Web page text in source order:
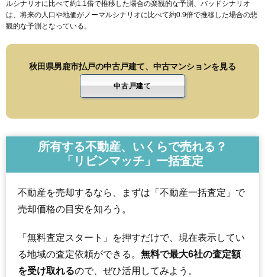
ルシナリオに比べて約1.1倍で推移した場合の楽観的な予測、バッドシナリオ
は、将来の人口や地価がノーマルシナリオに比べて約0.9倍で推移した場合の悲
観的な予測となっている。
秋田県男鹿市払戸の中古戸建て、中古マンションを見る
中古戸建て
所有する不動産、いくらで売れる？
「リビンマッチ」一括査定
不動産を売却するなら、まずは「不動産一括査定」で
売却価格の目安を知ろう。
「無料査定スタート」を押すだけで、現在表示してい
る地域の査定依頼ができる。 無料で最大6社の査定額
を受け取れるので、ぜひ活用してみよう。